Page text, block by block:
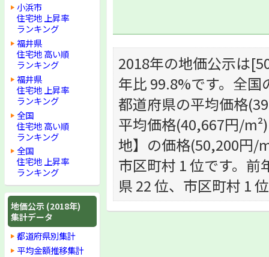
2018年の地価公示は
年比 99.8%です。全
都道府県の平均価格
平均価格(40,667円/
地】の価格(50,200円/
市区町村 1 位です。
県 22 位、市区町村 1
小浜市
住宅地 上昇率
ランキング
福井県
住宅地 高い順
ランキング
福井県
住宅地 上昇率
ランキング
全国
住宅地 高い順
ランキング
全国
住宅地 上昇率
ランキング
地価公示 (2018年)
集計データ
都道府県別集計
平均金額推移集計